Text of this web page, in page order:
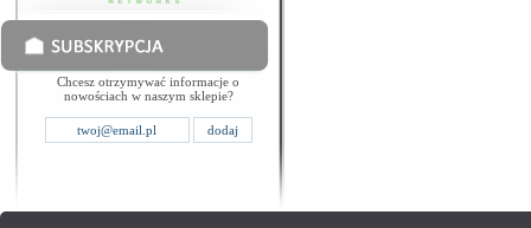
Chcesz otrzymywać informacje o
nowościach w naszym sklepie?